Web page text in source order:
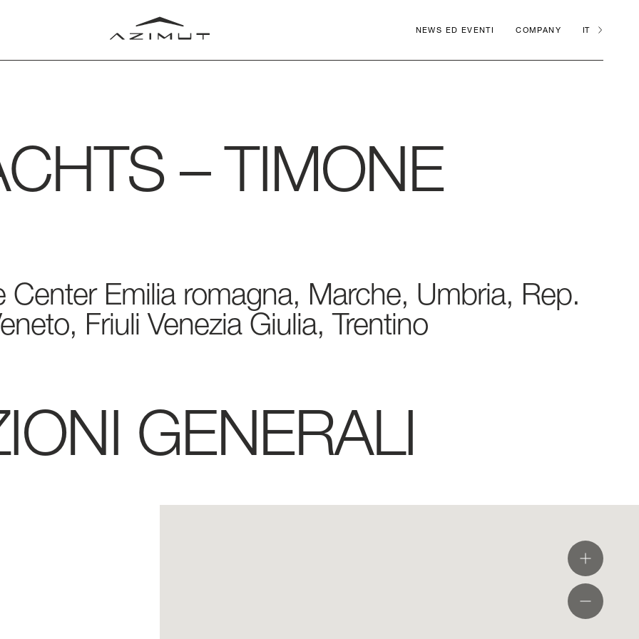
NEWS ED EVENTI COMPANY IT
– TIMONE
Center Emilia romagna, Marche, Umbria, Rep.
Friuli Venezia Giulia, Trentino
GENERALI